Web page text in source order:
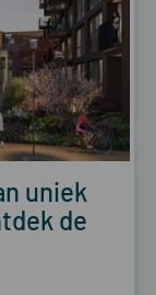
uniek
de